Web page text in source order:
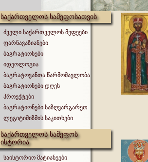
საქართველოს სამეფოსათვის
ძველი საქართველოს მეფეები
ფარნავაზიანები
ბაგრატიონები
იდეოლოგია
ბაგრატოვანთა წარმომავლობა
ბაგრატიონები დღეს
პროექტები
ბაგრატიონები საზღვარგარეთ
ლეგიტიმიზმის საკითხები
საქართველოს სამეფოს
ისტორია
საისტორიო მატიანეები